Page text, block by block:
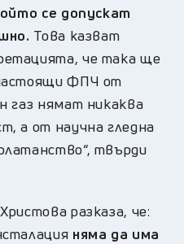
се допускат
Това казват
че така ще
ФПЧ от
газ нямат никаква
а от научна гледна
твърди
разказа, че:
няма да има